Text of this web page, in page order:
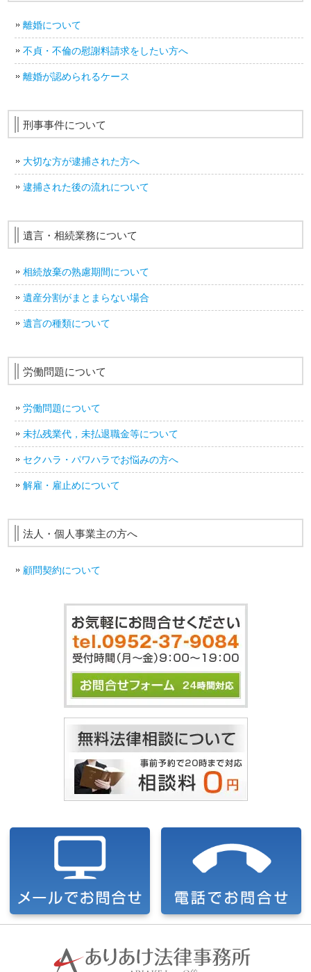
離婚について
不貞・不倫の慰謝料請求をしたい方へ
離婚が認められるケース
刑事事件について
大切な方が逮捕された方へ
逮捕された後の流れについて
遺言・相続業務について
相続放棄の熟慮期間について
遺産分割がまとまらない場合
遺言の種類について
労働問題について
労働問題について
未払残業代，未払退職金等について
セクハラ・パワハラでお悩みの方へ
解雇・雇止めについて
法人・個人事業主の方へ
顧問契約について